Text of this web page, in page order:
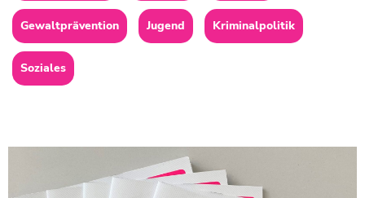
Gewaltprävention Jugend Kriminalpolitik
Soziales